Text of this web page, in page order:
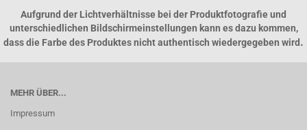
Aufgrund der Lichtverhältnisse bei der Produktfotografie und
unterschiedlichen Bildschirmeinstellungen kann es dazu kommen,
dass die Farbe des Produktes nicht authentisch wiedergegeben wird .
MEHR ÜBER...
Impressum